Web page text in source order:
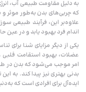
به دلیل مقاومت طبیعی آب،
که چربی‌های بدن به‌طور موثر
علاوه‌بر این، فرآیند طبیعی
اندام فرد بهبود یابد و در
یکی از دیگر مزایای شنا برای
عضلات، بهبود استقامت
امر موجب می‌شود که بدن در
بدنی بهتری نیز پیدا کند. به
ایده‌آل برای افرادی است که